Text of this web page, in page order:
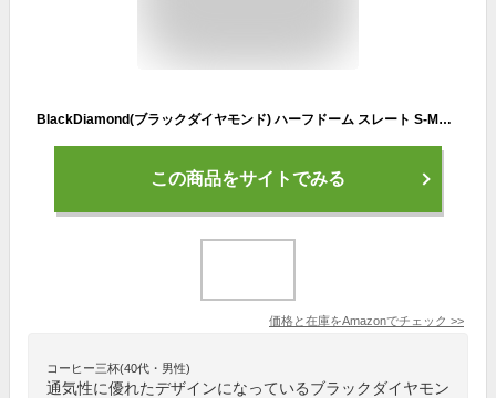
BlackDiamond(ブラックダイヤモンド) ハーフドーム スレート S-Mサイズ [並行輸入品]
この商品をサイトでみる
価格と在庫をAmazonでチェック >>
コーヒー三杯(40代・男性)
通気性に優れたデザインになっているブラックダイヤモン